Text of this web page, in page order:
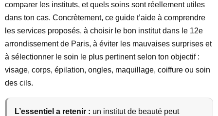
comparer les instituts, et quels soins sont réellement utiles
dans ton cas. Concrètement, ce guide t’aide à comprendre
les services proposés, à choisir le bon institut dans le 12e
arrondissement de Paris, à éviter les mauvaises surprises et
à sélectionner le soin le plus pertinent selon ton objectif :
visage, corps, épilation, ongles, maquillage, coiffure ou soin
des cils.
L’essentiel a retenir : un institut de beauté peut